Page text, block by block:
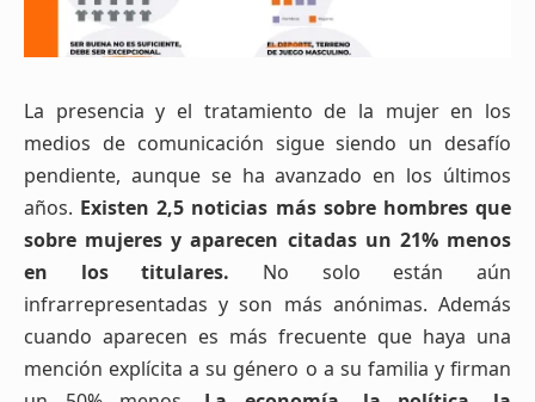
La presencia y el tratamiento de la mujer en los
medios de comunicación sigue siendo un desafío
pendiente, aunque se ha avanzado en los últimos
años. Existen 2,5 noticias más sobre hombres que
sobre mujeres y aparecen citadas un 21% menos
en los titulares. No solo están aún
infrarrepresentadas y son más anónimas. Además
cuando aparecen es más frecuente que haya una
mención explícita a su género o a su familia y firman